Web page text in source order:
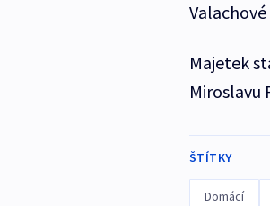
Majetek
Miroslavu
ŠTÍTKY
Domácí